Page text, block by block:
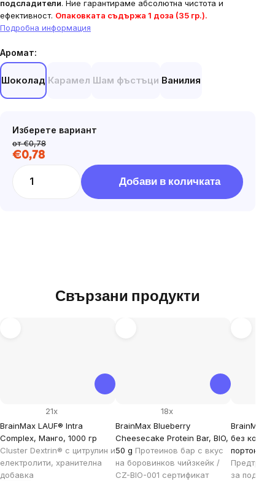
подсладители. Ние гарантираме абсолютна чистота и
ефективност. Опаковката съдържа 1 доза (35 гр.).
Подробна информация
Аромат:
Шоколад Карамел Шам фъстъци Ванилия
Изберете вариант
от €0,78
€0,78
Добави в количката
Свързани продукти
BrainMax LAUF® Intra
Complex, Манго, 1000 гр
Cluster Dextrin® с цитрулин и
електролити, хранителна
добавка
21x
BrainMax Blueberry
Cheesecake Protein Bar, BIO,
50 g Протеинов бар с вкус
на боровинков чийзкейк /
CZ-BIO-001 сертификат
18x
BrainMax
без
портокал,
за